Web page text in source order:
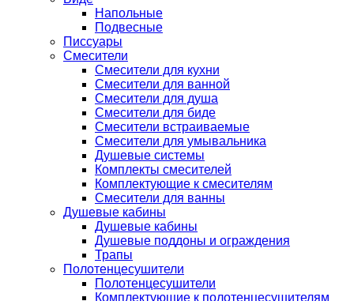
Напольные
Подвесные
Писсуары
Смесители
Смесители для кухни
Смесители для ванной
Смесители для душа
Смесители для биде
Смесители встраиваемые
Смесители для умывальника
Душевые системы
Комплекты смесителей
Комплектующие к смесителям
Смесители для ванны
Душевые кабины
Душевые кабины
Душевые поддоны и ограждения
Трапы
Полотенцесушители
Полотенцесушители
Комплектующие к полотенцесушителям